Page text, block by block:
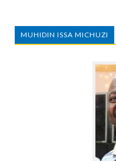
MUHIDIN ISSA MICHUZI